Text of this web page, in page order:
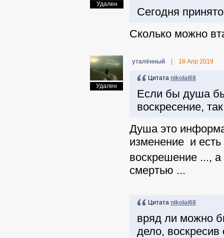
Удален
Сегодня
Сколько можно
Удален
уталённый 18 Апр 2019
Цитата nikolai68
Если бы душа
воскресение,
Душа это
изменение и есть
воскрешение ...,
смертью ...
Цитата nikolai68
вряд ли можно
дело, воскресив